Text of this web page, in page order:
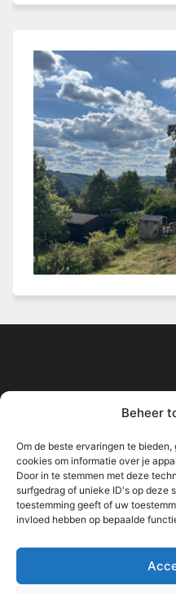
Beheer
Om de beste ervaringen te
cookies om informatie over je
Door in te stemmen met deze
surfgedrag of unieke ID's op deze
toestemming geeft of uw
invloed hebben op bepaalde
Haus Astenalm - All
Sebastiaan & Susanne
Neuastenberger Straße 8
59955 Winterberg
+49 1520 6289 451
+49 2981 5089 285